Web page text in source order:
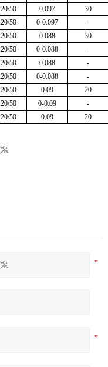
50 0.097
30
50 0-0.097
-
50 0.088
30
50 0-0.088
-
50 0.088
-
50 0-0.088
-
50 0.09
20
50 0-0.09
-
50 0.09 20